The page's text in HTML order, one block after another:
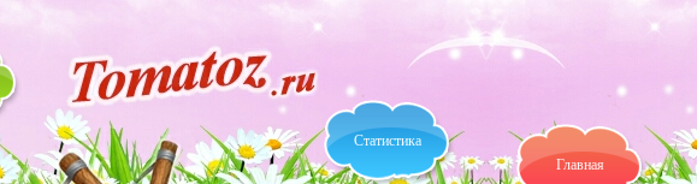
Главная
Статистика